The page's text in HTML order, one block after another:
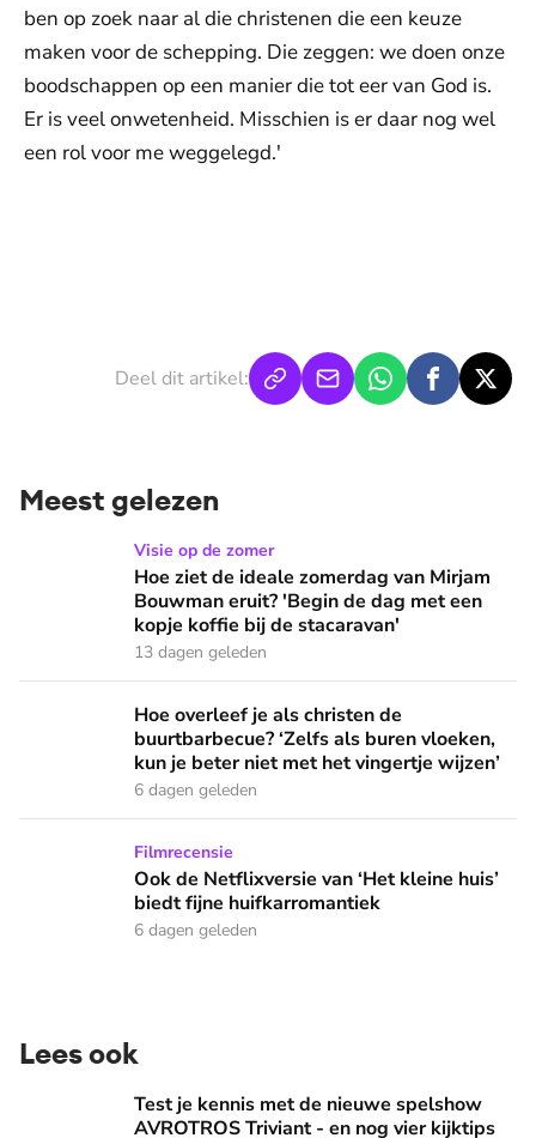
ben op zoek naar al die christenen die een keuze
maken voor de schepping. Die zeggen: we doen onze
boodschappen op een manier die tot eer van God is.
Er is veel onwetenheid. Misschien is er daar nog wel
een rol voor me weggelegd.'
Deel dit artikel:
Meest gelezen
Hoe ziet de ideale zomerdag van Mirjam Bouwman eruit?
Visie op de zomer
Hoe ziet de ideale zomerdag van Mirjam
Bouwman eruit? 'Begin de dag met een
kopje koffie bij de stacaravan'
13 dagen geleden
Hoe overleef je als christen de buurtbarbecue? ‘Zelfs als
Hoe overleef je als christen de
buurtbarbecue? ‘Zelfs als buren vloeken,
kun je beter niet met het vingertje wijzen’
6 dagen geleden
Ook de Netflixversie van ‘Het kleine huis’ biedt fijne
Filmrecensie
Ook de Netflixversie van ‘Het kleine huis’
biedt fijne huifkarromantiek
6 dagen geleden
Lees ook
Test je kennis met de nieuwe spelshow AVROTROS
Test je kennis met de nieuwe spelshow
AVROTROS Triviant - en nog vier kijktips